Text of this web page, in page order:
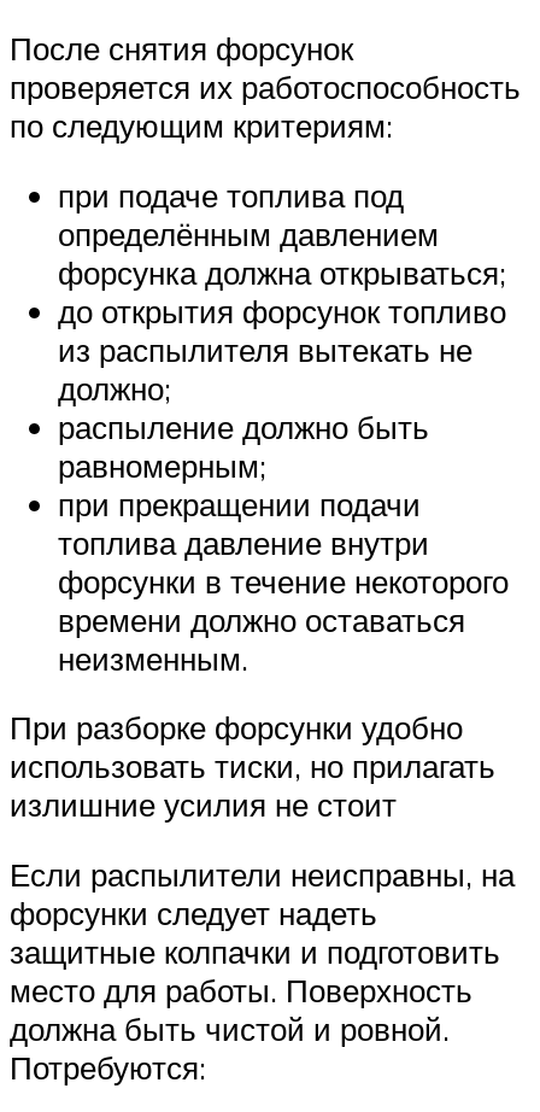
После снятия форсунок
проверяется их работоспособность
по следующим критериям:
при подаче топлива под
определённым давлением
форсунка должна открываться;
до открытия форсунок топливо
из распылителя вытекать не
должно;
распыление должно быть
равномерным;
при прекращении подачи
топлива давление внутри
форсунки в течение некоторого
времени должно оставаться
неизменным.
При разборке форсунки удобно
использовать тиски, но прилагать
излишние усилия не стоит
Если распылители неисправны, на
форсунки следует надеть
защитные колпачки и подготовить
место для работы. Поверхность
должна быть чистой и ровной.
Потребуются: